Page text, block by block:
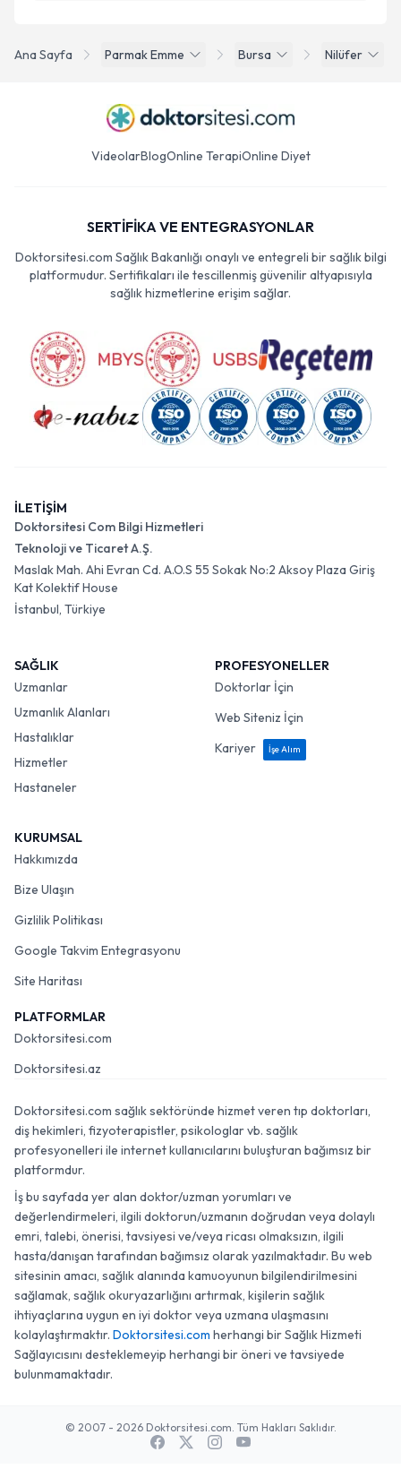
Ana Sayfa Parmak Emme Bursa Nilüfer
VideolarBlogOnline TerapiOnline Diyet
SERTİFİKA VE ENTEGRASYONLAR
Doktorsitesi.com Sağlık Bakanlığı onaylı ve entegreli bir sağlık bilgi
platformudur. Sertifikaları ile tescillenmiş güvenilir altyapısıyla
sağlık hizmetlerine erişim sağlar.
İLETİŞİM
Doktorsitesi Com Bilgi Hizmetleri
Teknoloji ve Ticaret A.Ş.
Maslak Mah. Ahi Evran Cd. A.O.S 55 Sokak No:2 Aksoy Plaza Giriş
Kat Kolektif House
İstanbul, Türkiye
SAĞLIK
Uzmanlar
Uzmanlık Alanları
Hastalıklar
Hizmetler
Hastaneler
PROFESYONELLER
Doktorlar İçin
Web Siteniz İçin
Kariyer
İşe Alım
KURUMSAL
Hakkımızda
Bize Ulaşın
Gizlilik Politikası
Google Takvim Entegrasyonu
Site Haritası
PLATFORMLAR
Doktorsitesi.com
Doktorsitesi.az
Doktorsitesi.com sağlık sektöründe hizmet veren tıp doktorları,
diş hekimleri, fizyoterapistler, psikologlar vb. sağlık
profesyonelleri ile internet kullanıcılarını buluşturan bağımsız bir
platformdur.
İş bu sayfada yer alan doktor/uzman yorumları ve
değerlendirmeleri, ilgili doktorun/uzmanın doğrudan veya dolaylı
emri, talebi, önerisi, tavsiyesi ve/veya ricası olmaksızın, ilgili
hasta/danışan tarafından bağımsız olarak yazılmaktadır. Bu web
sitesinin amacı, sağlık alanında kamuoyunun bilgilendirilmesini
sağlamak, sağlık okuryazarlığını artırmak, kişilerin sağlık
ihtiyaçlarına uygun en iyi doktor veya uzmana ulaşmasını
kolaylaştırmaktır. Doktorsitesi.com herhangi bir Sağlık Hizmeti
Sağlayıcısını desteklemeyip herhangi bir öneri ve tavsiyede
bulunmamaktadır.
© 2007 - 2026 Doktorsitesi.com. Tüm Hakları Saklıdır.